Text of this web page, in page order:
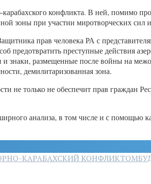
конфликта. В ней, помимо
зоны при участии миротворческих сил
прав человека РА с
предотвратить преступные действия
знаки, размещенные после войны на
демилитаризованная зона.
не только не обеспечит прав
анализа, в том числе и с помощью
КАРАБАХСКИЙ КОНФЛИКТ